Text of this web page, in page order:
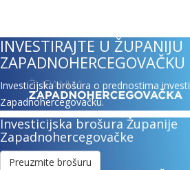
INVESTIRAJTE U ŽUPANIJU
ZAPADNOHERCEGOVAČKU
Investicijska brošura o prednostima
Zapadnohercegovačku.
Investicijska brošura Županije
Zapadnohercegovačke
Preuzmite brošuru